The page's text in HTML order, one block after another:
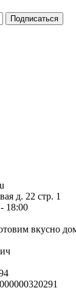
д. 22 стр. 1
18:00
вкусно